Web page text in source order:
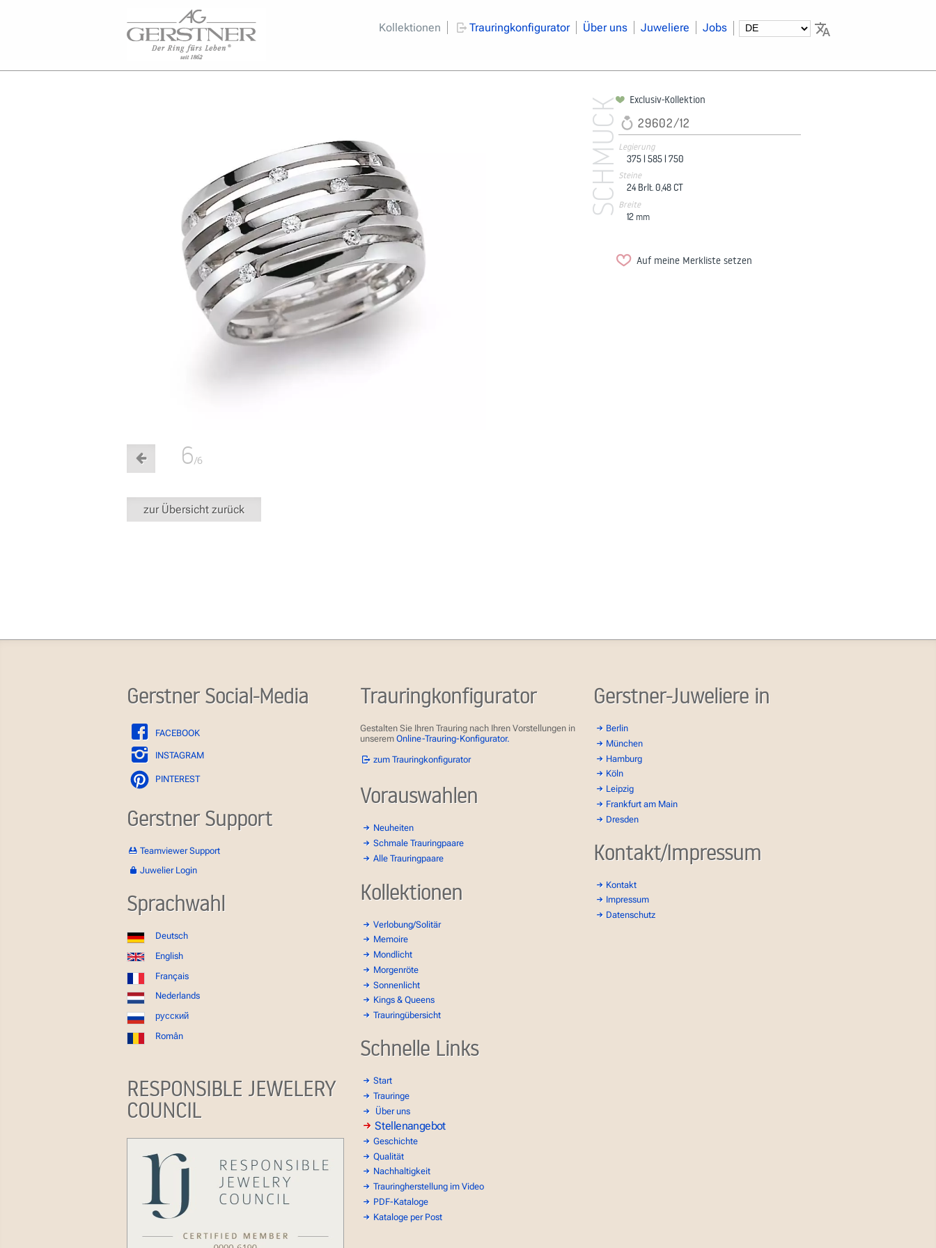
Kollektionen Trauringkonfigurator Über uns Juweliere Jobs
SCHMUCK
6/6
zur Übersicht zurück
Exclusiv-Kollektion
29602/12
Legierung
375 | 585 | 750
Steine
24 Brlt. 0,48 CT
Breite
12 mm
Auf meine Merkliste setzen
Gerstner Social-Media
FACEBOOK
INSTAGRAM
PINTEREST
Gerstner Support
Teamviewer Support
Juwelier Login
Sprachwahl
Deutsch
English
Français
Nederlands
русский
Român
RESPONSIBLE JEWELERY
COUNCIL
Trauringkonfigurator
Gestalten Sie Ihren Trauring nach Ihren Vorstellungen in
unserem Online-Trauring-Konfigurator.
zum Trauringkonfigurator
Vorauswahlen
Neuheiten
Schmale Trauringpaare
Alle Trauringpaare
Kollektionen
Verlobung/Solitär
Memoire
Mondlicht
Morgenröte
Sonnenlicht
Kings & Queens
Trauringübersicht
Schnelle Links
Start
Trauringe
Über uns
Stellenangebot
Geschichte
Qualität
Nachhaltigkeit
Trauringherstellung im Video
PDF-Kataloge
Kataloge per Post
Gerstner-Juweliere in
Berlin
München
Hamburg
Köln
Leipzig
Frankfurt am Main
Dresden
Kontakt/Impressum
Kontakt
Impressum
Datenschutz